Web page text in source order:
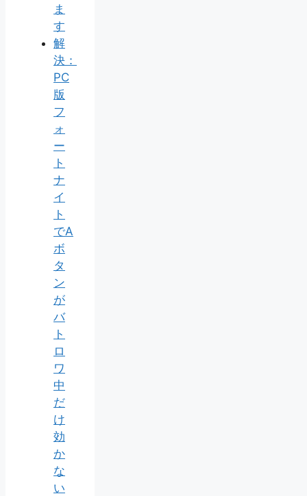
ま
す
解
決：
PC
版
フ
ォ
ー
ト
ナ
イ
ト
でA
ボ
タ
ン
が
バ
ト
ロ
ワ
中
だ
け
効
か
な
い